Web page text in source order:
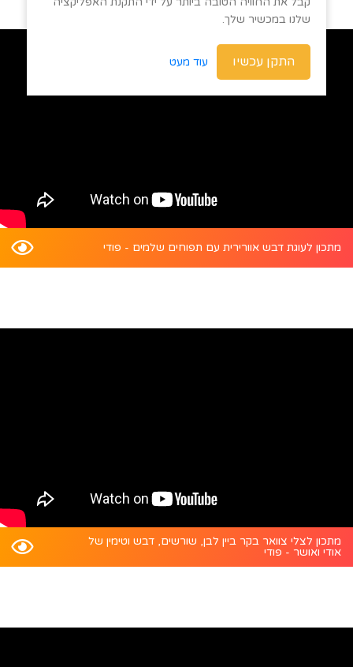
מתכון לעוגת דבש אוורירית עם תפוחים שלמים - פודי
מתכון לצלי צוואר בקר ביין לבן, שורשים, דבש וטימין של
אודי ואושר - פודי
שלנו במכשיר שלך.
התקן עכשיו עוד מעט